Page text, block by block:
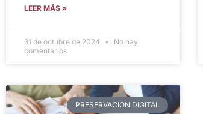
LEER MÁS »
31 de octubre de 2024
No hay
comentarios
PRESERVACIÓN DIGITAL